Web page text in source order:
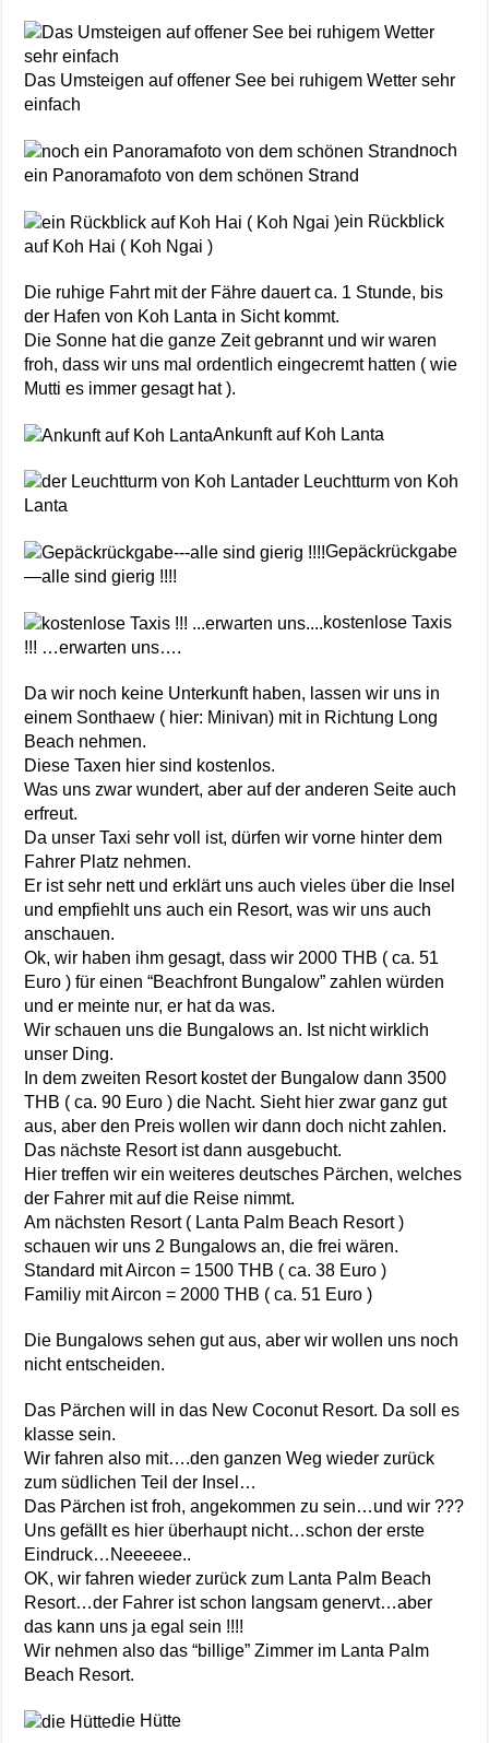
Das Umsteigen auf offener See bei ruhigem Wetter sehr
einfach
noch
ein Panoramafoto von dem schönen Strand
ein Rückblick
auf Koh Hai ( Koh Ngai )
Die ruhige Fahrt mit der Fähre dauert ca. 1 Stunde, bis
der Hafen von Koh Lanta in Sicht kommt.
Die Sonne hat die ganze Zeit gebrannt und wir waren
froh, dass wir uns mal ordentlich eingecremt hatten ( wie
Mutti es immer gesagt hat ).
Ankunft auf Koh Lanta
der Leuchtturm von Koh
Lanta
Gepäckrückgabe
—alle sind gierig !!!!
kostenlose Taxis
!!! …erwarten uns….
Da wir noch keine Unterkunft haben, lassen wir uns in
einem Sonthaew ( hier: Minivan) mit in Richtung Long
Beach nehmen.
Diese Taxen hier sind kostenlos.
Was uns zwar wundert, aber auf der anderen Seite auch
erfreut.
Da unser Taxi sehr voll ist, dürfen wir vorne hinter dem
Fahrer Platz nehmen.
Er ist sehr nett und erklärt uns auch vieles über die Insel
und empfiehlt uns auch ein Resort, was wir uns auch
anschauen.
Ok, wir haben ihm gesagt, dass wir 2000 THB ( ca. 51
Euro ) für einen “Beachfront Bungalow” zahlen würden
und er meinte nur, er hat da was.
Wir schauen uns die Bungalows an. Ist nicht wirklich
unser Ding.
In dem zweiten Resort kostet der Bungalow dann 3500
THB ( ca. 90 Euro ) die Nacht. Sieht hier zwar ganz gut
aus, aber den Preis wollen wir dann doch nicht zahlen.
Das nächste Resort ist dann ausgebucht.
Hier treffen wir ein weiteres deutsches Pärchen, welches
der Fahrer mit auf die Reise nimmt.
Am nächsten Resort ( Lanta Palm Beach Resort )
schauen wir uns 2 Bungalows an, die frei wären.
Standard mit Aircon = 1500 THB ( ca. 38 Euro )
Familiy mit Aircon = 2000 THB ( ca. 51 Euro )
Die Bungalows sehen gut aus, aber wir wollen uns noch
nicht entscheiden.
Das Pärchen will in das New Coconut Resort. Da soll es
klasse sein.
Wir fahren also mit….den ganzen Weg wieder zurück
zum südlichen Teil der Insel…
Das Pärchen ist froh, angekommen zu sein…und wir ???
Uns gefällt es hier überhaupt nicht…schon der erste
Eindruck…Neeeeee..
OK, wir fahren wieder zurück zum Lanta Palm Beach
Resort…der Fahrer ist schon langsam genervt…aber
das kann uns ja egal sein !!!!
Wir nehmen also das “billige” Zimmer im Lanta Palm
Beach Resort.
die Hütte